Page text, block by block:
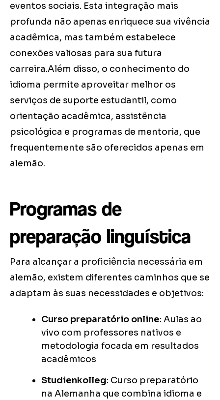
eventos sociais. Esta integração mais
profunda não apenas enriquece sua vivência
acadêmica, mas também estabelece
conexões valiosas para sua futura
carreira.Além disso, o conhecimento do
idioma permite aproveitar melhor os
serviços de suporte estudantil, como
orientação acadêmica, assistência
psicológica e programas de mentoria, que
frequentemente são oferecidos apenas em
alemão.
Programas de
preparação linguística
Para alcançar a proficiência necessária em
alemão, existem diferentes caminhos que se
adaptam às suas necessidades e objetivos:
Curso preparatório online: Aulas ao
vivo com professores nativos e
metodologia focada em resultados
acadêmicos
Studienkolleg: Curso preparatório
na Alemanha que combina idioma e